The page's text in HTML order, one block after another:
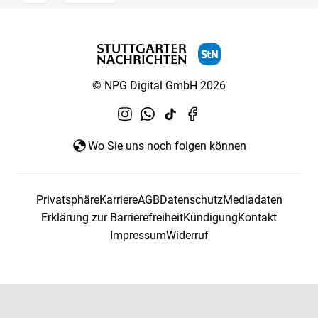
© NPG Digital GmbH 2026
Wo Sie uns noch folgen können
PrivatsphäreKarriereAGBDatenschutzMediadaten
Erklärung zur BarrierefreiheitKündigungKontakt
ImpressumWiderruf